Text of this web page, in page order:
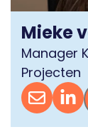
Mieke
Manager
Projecten